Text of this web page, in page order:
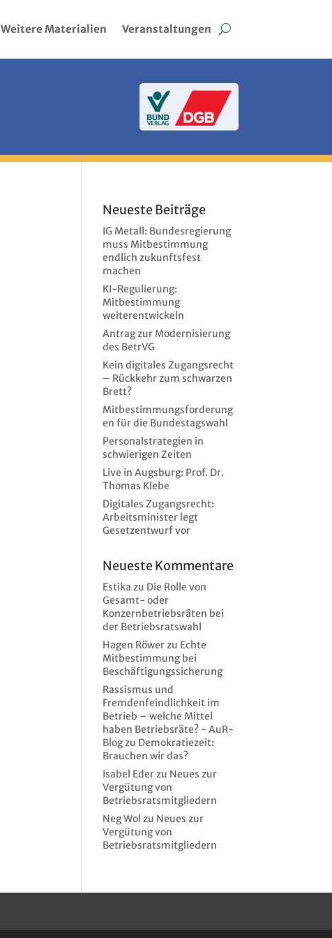
Weitere Materialien Veranstaltungen
Neueste Beiträge
IG Metall: Bundesregierung
muss Mitbestimmung
endlich zukunftsfest
machen
KI-Regulierung:
Mitbestimmung
weiterentwickeln
Antrag zur Modernisierung
des BetrVG
Kein digitales Zugangsrecht
– Rückkehr zum schwarzen
Brett?
Mitbestimmungsforderung
en für die Bundestagswahl
Personalstrategien in
schwierigen Zeiten
Live in Augsburg: Prof. Dr.
Thomas Klebe
Digitales Zugangsrecht:
Arbeitsminister legt
Gesetzentwurf vor
Neueste Kommentare
Estika zu Die Rolle von
Gesamt- oder
Konzernbetriebsräten bei
der Betriebsratswahl
Hagen Röwerzu Echte
Mitbestimmung bei
Beschäftigungssicherung
Rassismus und
Fremdenfeindlichkeit im
Betrieb – welche Mittel
haben Betriebsräte? - AuR-
Blogzu Demokratiezeit:
Brauchen wir das?
Isabel Ederzu Neues zur
Vergütung von
Betriebsratsmitgliedern
Neg Wol zu Neues zur
Vergütung von
Betriebsratsmitgliedern